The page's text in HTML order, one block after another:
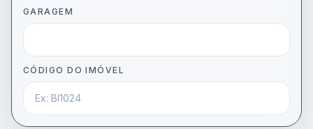
GARAGEM
CÓDIGO DO IMÓVEL